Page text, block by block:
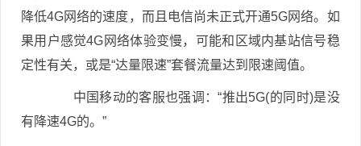
降低4G网络的速度，而且电信尚未正式开通5G网络。如
果用户感觉4G网络体验变慢，可能和区域内基站信号稳
定性有关，或是“达量限速”套餐流量达到限速阈值。
中国移动的客服也强调：“推出5G(的同时)是没
有降速4G的。”